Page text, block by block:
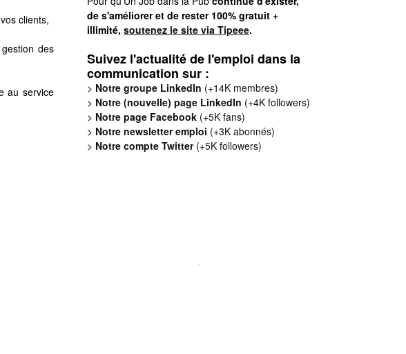
clients,
des
au service
de s'améliorer et de rester 100% gratuit +
illimité, soutenez le site via Tipeee.
Suivez l'actualité de l'emploi dans la
communication sur :
> Notre groupe LinkedIn (+14K membres)
> Notre (nouvelle) page LinkedIn (+4K followers)
> Notre page Facebook (+5K fans)
> Notre newsletter emploi (+3K abonnés)
> Notre compte Twitter(+5K followers)